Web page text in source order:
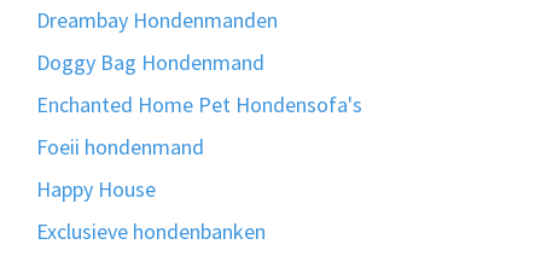
Dreambay Hondenmanden
Doggy Bag Hondenmand
Enchanted Home Pet Hondensofa's
Foeii hondenmand
Happy House
Exclusieve hondenbanken